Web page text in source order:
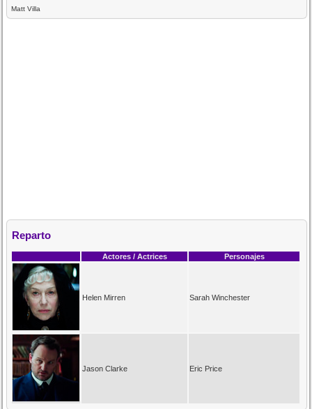
Matt Villa
Reparto
Actores / Actrices Personajes
Helen Mirren Sarah Winchester
Jason Clarke Eric Price